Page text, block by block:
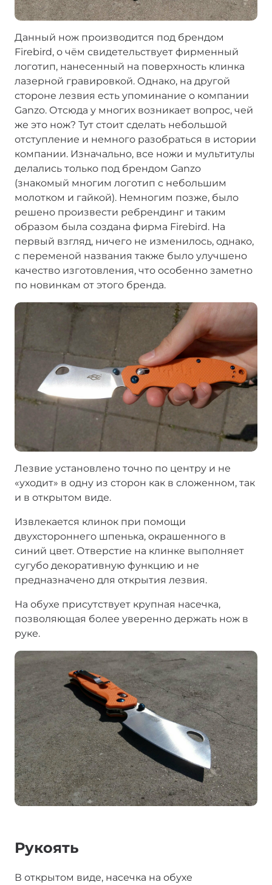
Данный нож производится под брендом
Firebird, о чём свидетельствует фирменный
логотип, нанесенный на поверхность клинка
лазерной гравировкой. Однако, на другой
стороне лезвия есть упоминание о компании
Ganzo. Отсюда у многих возникает вопрос, чей
же это нож? Тут стоит сделать небольшой
отступление и немного разобраться в истории
компании. Изначально, все ножи и мультитулы
делались только под брендом Ganzo
(знакомый многим логотип с небольшим
молотком и гайкой). Немногим позже, было
решено произвести ребрендинг и таким
образом была создана фирма Firebird. На
первый взгляд, ничего не изменилось, однако,
с переменой названия также было улучшено
качество изготовления, что особенно заметно
по новинкам от этого бренда.
Лезвие установлено точно по центру и не
«уходит» в одну из сторон как в сложенном, так
и в открытом виде.
Извлекается клинок при помощи
двухстороннего шпенька, окрашенного в
синий цвет. Отверстие на клинке выполняет
сугубо декоративную функцию и не
предназначено для открытия лезвия.
На обухе присутствует крупная насечка,
позволяющая более уверенно держать нож в
руке.
Рукоять
В открытом виде, насечка на обухе